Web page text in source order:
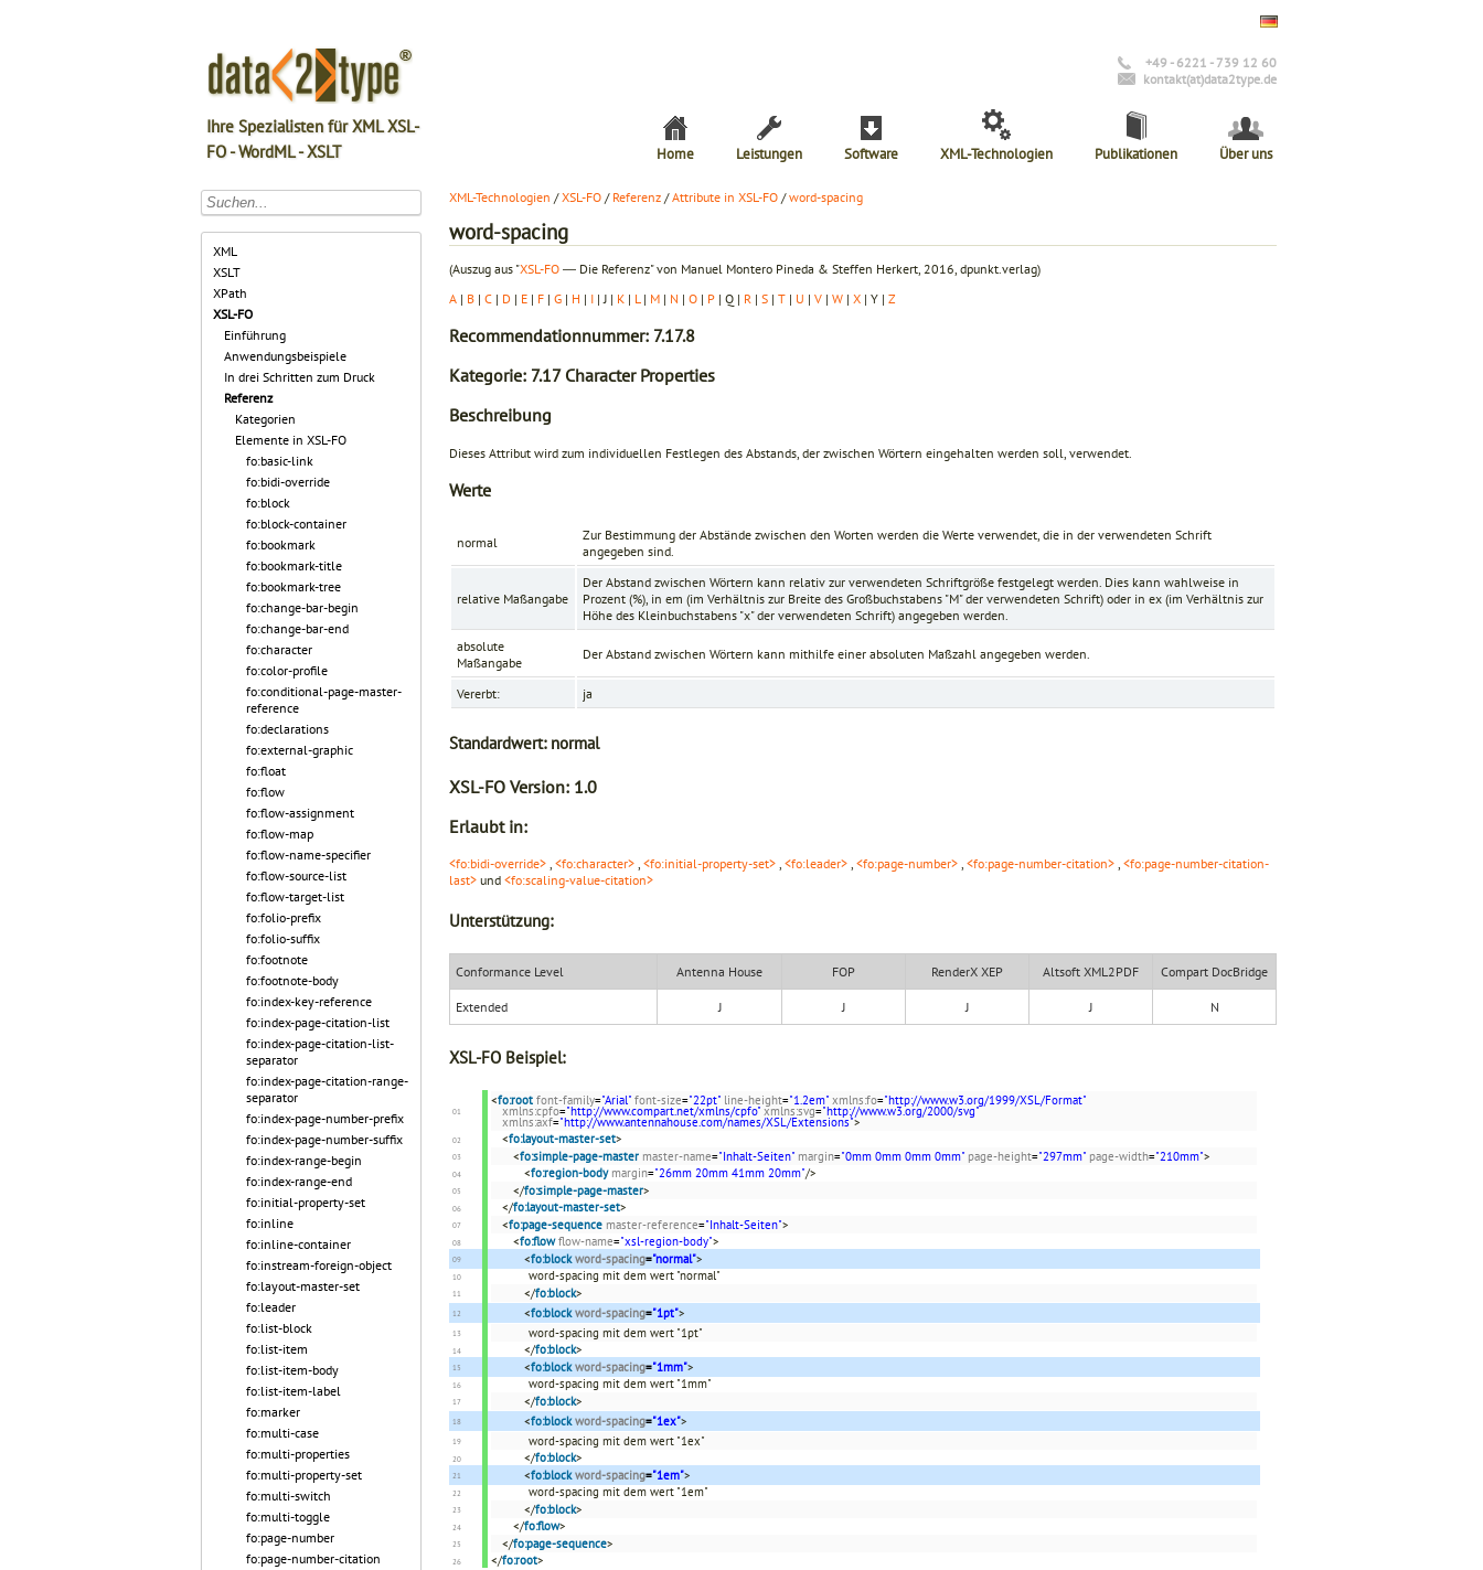
Ihre Spezialisten für XML XSL-
FO - WordML - XSLT
+49 - 6221 - 739 12 60
kontakt(at)data2type.de
Home Leistungen Software XML-Technologien Publikationen Über uns
XML
XSLT
XPath
XSL-FO
Einführung
Anwendungsbeispiele
In drei Schritten zum Druck
Referenz
Kategorien
Elemente in XSL-FO
fo:basic-link
fo:bidi-override
fo:block
fo:block-container
fo:bookmark
fo:bookmark-title
fo:bookmark-tree
fo:change-bar-begin
fo:change-bar-end
fo:character
fo:color-profile
fo:conditional-page-master-
reference
fo:declarations
fo:external-graphic
fo:float
fo:flow
fo:flow-assignment
fo:flow-map
fo:flow-name-specifier
fo:flow-source-list
fo:flow-target-list
fo:folio-prefix
fo:folio-suffix
fo:footnote
fo:footnote-body
fo:index-key-reference
fo:index-page-citation-list
fo:index-page-citation-list-
separator
fo:index-page-citation-range-
separator
fo:index-page-number-prefix
fo:index-page-number-suffix
fo:index-range-begin
fo:index-range-end
fo:initial-property-set
fo:inline
fo:inline-container
fo:instream-foreign-object
fo:layout-master-set
fo:leader
fo:list-block
fo:list-item
fo:list-item-body
fo:list-item-label
fo:marker
fo:multi-case
fo:multi-properties
fo:multi-property-set
fo:multi-switch
fo:multi-toggle
fo:page-number
fo:page-number-citation
XML-Technologien /XSL-FO / Referenz /Attribute in XSL-FO /word-spacing
word-spacing
(Auszug aus "XSL-FO ― Die Referenz" von Manuel Montero Pineda & Steffen Herkert, 2016, dpunkt.verlag)
A | B | C | D | E | F | G | H | I | J | K | L | M | N | O | P | Q | R | S | T | U | V | W | X | Y | Z
Recommendationnummer: 7.17.8
Kategorie: 7.17 Character Properties
Beschreibung
Dieses Attribut wird zum individuellen Festlegen des Abstands, der zwischen Wörtern eingehalten werden soll, verwendet.
Werte
normal
Zur Bestimmung der Abstände zwischen den Worten werden die Werte verwendet, die in der verwendeten Schrift
angegeben sind.
relative Maßangabe
Der Abstand zwischen Wörtern kann relativ zur verwendeten Schriftgröße festgelegt werden. Dies kann wahlweise in
Prozent (%), in em (im Verhältnis zur Breite des Großbuchstabens "M" der verwendeten Schrift) oder in ex (im Verhältnis zur
Höhe des Kleinbuchstabens "x" der verwendeten Schrift) angegeben werden.
absolute
Maßangabe
Der Abstand zwischen Wörtern kann mithilfe einer absoluten Maßzahl angegeben werden.
Vererbt: ja
Standardwert: normal
XSL-FO Version: 1.0
Erlaubt in:
<fo:bidi-override> , <fo:character> , <fo:initial-property-set> , <fo:leader> , <fo:page-number> , <fo:page-number-citation> , <fo:page-number-citation-
last> und <fo:scaling-value-citation>
Unterstützung:
Conformance Level Antenna House FOP RenderX XEP Altsoft XML2PDF Compart DocBridge
Extended J J J J N
XSL-FO Beispiel:
<fo:root font-family="Arial" font-size="22pt" line-height="1.2em" xmlns:fo="http://www.w3.org/1999/XSL/Format"
xmlns:cpfo="http://www.compart.net/xmlns/cpfo" xmlns:svg="http://www.w3.org/2000/svg"
xmlns:axf="http://www.antennahouse.com/names/XSL/Extensions">
<fo:layout-master-set>
<fo:simple-page-master master-name="Inhalt-Seiten" margin="0mm 0mm 0mm 0mm" page-height="297mm" page-width="210mm">
<fo:region-body margin="26mm 20mm 41mm 20mm"/>
</fo:simple-page-master>
</fo:layout-master-set>
<fo:page-sequence master-reference="Inhalt-Seiten">
<fo:flow flow-name="xsl-region-body">
<fo:block word-spacing="normal">
word-spacing mit dem wert "normal"
</fo:block>
<fo:block word-spacing="1pt">
word-spacing mit dem wert "1pt"
</fo:block>
<fo:block word-spacing="1mm">
word-spacing mit dem wert "1mm"
</fo:block>
<fo:block word-spacing="1ex">
word-spacing mit dem wert "1ex"
</fo:block>
<fo:block word-spacing="1em">
word-spacing mit dem wert "1em"
</fo:block>
</fo:flow>
</fo:page-sequence>
</fo:root>